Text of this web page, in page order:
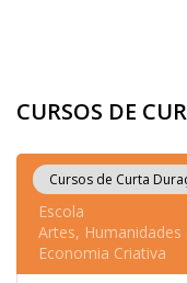
CURSOS DE
Cursos de Curta
Escola
Artes, Humanidades
Economia Criativa